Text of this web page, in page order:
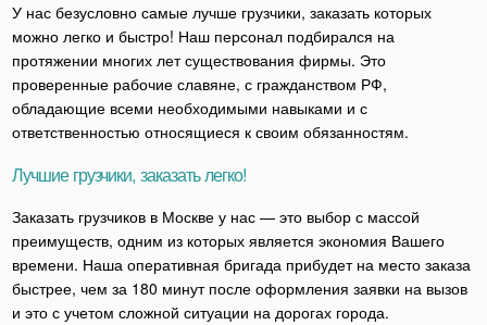
У нас безусловно самые лучше грузчики, заказать которых
можно легко и быстро! Наш персонал подбирался на
протяжении многих лет существования фирмы. Это
проверенные рабочие славяне, с гражданством РФ,
обладающие всеми необходимыми навыками и с
ответственностью относящиеся к своим обязанностям.
Лучшие грузчики, заказать легко!
Заказать грузчиков в Москве у нас — это выбор с массой
преимуществ, одним из которых является экономия Вашего
времени. Наша оперативная бригада прибудет на место заказа
быстрее, чем за 180 минут после оформления заявки на вызов
и это с учетом сложной ситуации на дорогах города.